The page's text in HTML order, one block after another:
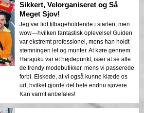
Sikkert, Velorganiseret og Så
Meget Sjov!
Jeg var lidt tilbageholdende i starten, men
wow—hvilken fantastisk oplevelse! Guiden
var ekstremt professionel, mens han holdt
stemningen let og munter. At køre gennem
Harajuku var et højdepunkt, især at se alle
de trendy modebutikker, mens vi passerede
forbi. Elskede, at vi også kunne klæde os
ud, hvilket gjorde det hele endnu sjovere.
Kan varmt anbefales!